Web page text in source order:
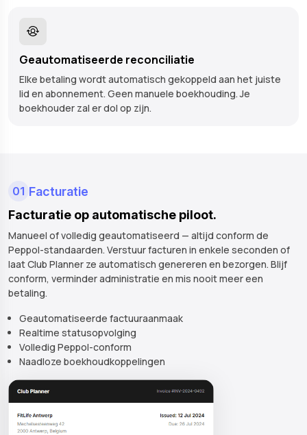
Geautomatiseerde reconciliatie
Elke betaling wordt automatisch gekoppeld aan het juiste
lid en abonnement. Geen manuele boekhouding. Je
boekhouder zal er dol op zijn.
01 Facturatie
Facturatie op automatische piloot.
Manueel of volledig geautomatiseerd — altijd conform de
Peppol-standaarden. Verstuur facturen in enkele seconden of
laat Club Planner ze automatisch genereren en bezorgen. Blijf
conform, verminder administratie en mis nooit meer een
betaling.
Geautomatiseerde factuuraanmaak
Realtime statusopvolging
Volledig Peppol-conform
Naadloze boekhoudkoppelingen